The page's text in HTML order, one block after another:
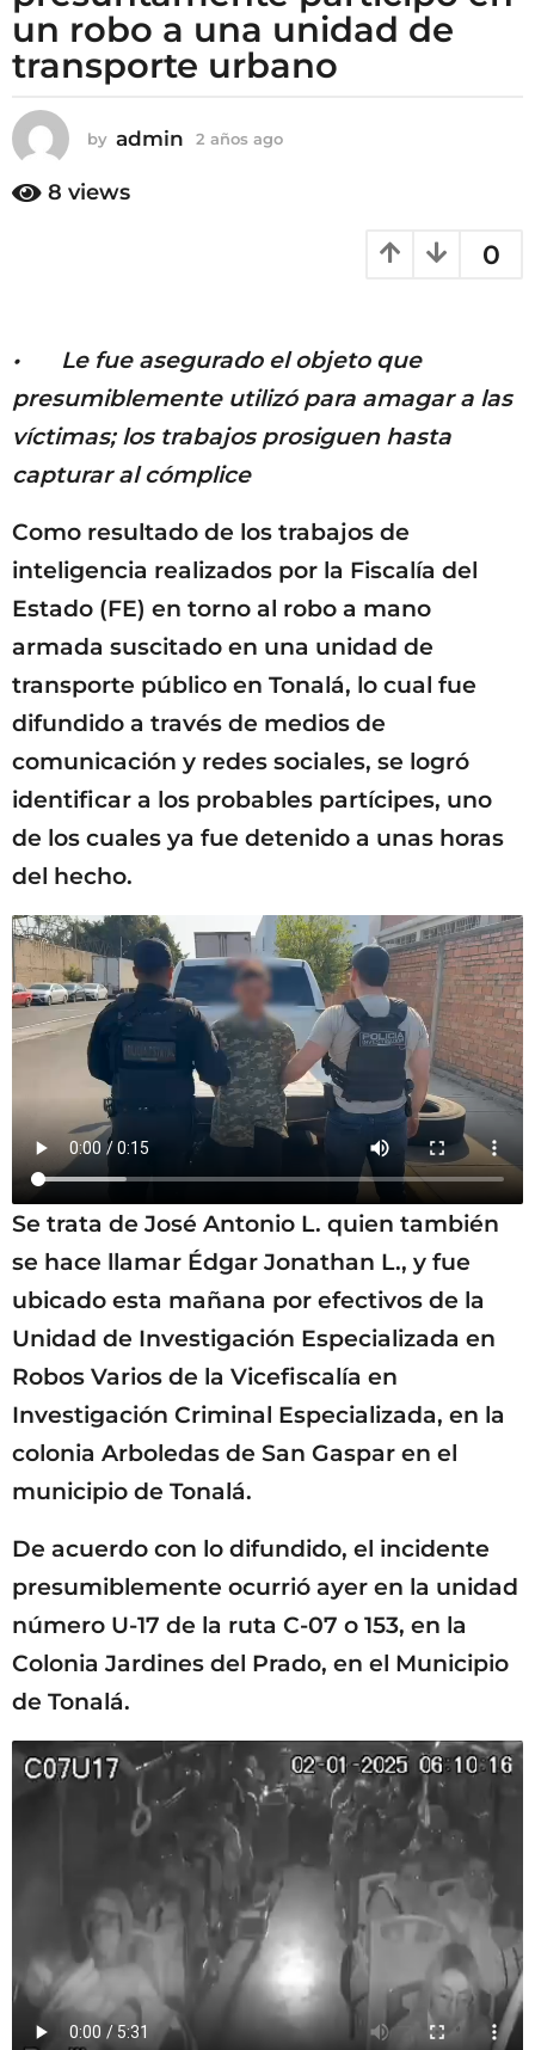
g
o
2
ñ
o
s
un robo a una unidad de
transporte urbano
by admin 2 años ago
8 views
0
• Le fue asegurado el objeto que
presumiblemente utilizó para amagar a las
víctimas; los trabajos prosiguen hasta
capturar al cómplice
Como resultado de los trabajos de
inteligencia realizados por la Fiscalía del
Estado (FE) en torno al robo a mano
armada suscitado en una unidad de
transporte público en Tonalá, lo cual fue
difundido a través de medios de
comunicación y redes sociales, se logró
identificar a los probables partícipes, uno
de los cuales ya fue detenido a unas horas
del hecho.
Se trata de José Antonio L. quien también
se hace llamar Édgar Jonathan L., y fue
ubicado esta mañana por efectivos de la
Unidad de Investigación Especializada en
Robos Varios de la Vicefiscalía en
Investigación Criminal Especializada, en la
colonia Arboledas de San Gaspar en el
municipio de Tonalá.
De acuerdo con lo difundido, el incidente
presumiblemente ocurrió ayer en la unidad
número U-17 de la ruta C-07 o 153, en la
Colonia Jardines del Prado, en el Municipio
de Tonalá.